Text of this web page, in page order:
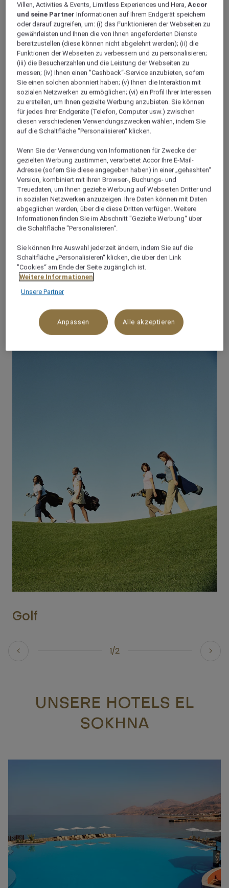
Die hübsche Stadt El Sokhna zwischen dem Roten
Meer und dem Attaka-Gebirge schlägt die Brücke
zwischen historischer Faszination und
atemberaubender Umgebung. Der Standort El Sokhna
von Mövenpick Hotels & Resorts spiegelt die
Verschmelzung von 5-Sterne-Einrichtungen und
luxuriöser Umgebung wider. Das Mövenpick Resort El
Sokhna mit seinen Sandstränden und dem
kristallklaren Wasser eignet sich ideal für Urlauber und
verfügt über eine Privatinsel, von der aus Sie die
der Beschaulichkeit in unvergleichlich malerischer
Umgebung. Das Mövenpick Resort El Sokhna liegt
nahe dem internationalen Flughafen Kairo und ist 1.5
Stunden von der nächsten Autobahn entfernt. Es
bietet eine gute Verkehrsanbindung zum übrigen
Ägypten und darüber hinaus. Aufgrund der
vorhandenen Tagungs- und Konferenzeinrichtungen
Geschäftsreisen geeignet.
1/2
Golf
UNSERE HOTELS EL
SOKHNA
Villen, Activities & Events, Limitless Experiences und Hera,Accor
und seine Partner Informationen auf Ihrem Endgerät speichern
oder darauf zugreifen, um: (i) das Funktionieren der Webseiten zu
gewährleisten und Ihnen die von Ihnen angeforderten Dienste
bereitzustellen (diese können nicht abgelehnt werden); (ii) die
Funktionen der Webseiten zu verbessern und zu personalisieren;
(iii) die Besucherzahlen und die Leistung der Webseiten zu
messen; (iv) Ihnen einen "Cashback“-Service anzubieten, sofern
Sie einen solchen abonniert haben; (v) Ihnen die Interaktion mit
sozialen Netzwerken zu ermöglichen; (vi) ein Profil Ihrer Interessen
zu erstellen, um Ihnen gezielte Werbung anzubieten. Sie können
für jedes Ihrer Endgeräte (Telefon, Computer usw.) zwischen
diesen verschiedenen Verwendungszwecken wählen, indem Sie
auf die Schaltfläche "Personalisieren“ klicken.
Wenn Sie der Verwendung von Informationen für Zwecke der
gezielten Werbung zustimmen, verarbeitet Accor Ihre E-Mail-
Adresse (sofern Sie diese angegeben haben) in einer „gehashten“
Version, kombiniert mit Ihren Browser-, Buchungs- und
Treuedaten, um Ihnen gezielte Werbung auf Webseiten Dritter und
in sozialen Netzwerken anzuzeigen. Ihre Daten können mit Daten
abgeglichen werden, über die diese Dritten verfügen. Weitere
Informationen finden Sie im Abschnitt "Gezielte Werbung“ über
die Schaltfläche "Personalisieren“.
Sie können Ihre Auswahl jederzeit ändern, indem Sie auf die
Schaltfläche „Personalisieren“ klicken, die über den Link
"Cookies“ am Ende der Seite zugänglich ist.
Weitere Informationen
Unsere Partner
Anpassen Alle akzeptieren